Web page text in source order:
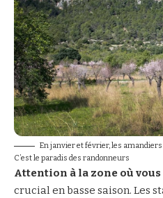
En janvier et février, les
C’est le paradis des randonneurs
Attention à la zone où vous
crucial en basse saison. Les